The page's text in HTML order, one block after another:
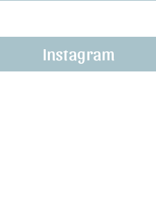
Instagram